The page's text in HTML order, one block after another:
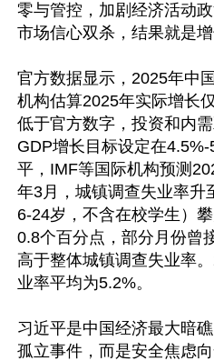
零与管控，加剧经济活动
市场信心双杀，结果就是增
官方数据显示，2025年中
机构估算2025年实际增长
低于官方数字，投资和内
GDP增长目标设定在
平，IMF等国际机构预测
年3月，城镇调查失业率升
6-24岁，不含在校学生）
0.8个百分点，部分月份曾
高于整体城镇调查失业率
业率平均为5.2%。
习近平是中国经济最大暗
孤立事件，而是安全焦虑